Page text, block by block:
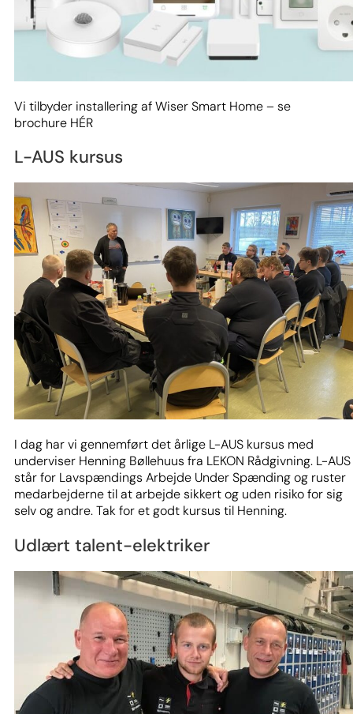
Vi tilbyder installering af Wiser Smart Home – se
brochure HÉR
L-AUS kursus
I dag har vi gennemført det årlige L-AUS kursus med
underviser Henning Bøllehuus fra LEKON Rådgivning. L-AUS
står for Lavspændings Arbejde Under Spænding og ruster
medarbejderne til at arbejde sikkert og uden risiko for sig
selv og andre. Tak for et godt kursus til Henning.
Udlært talent-elektriker